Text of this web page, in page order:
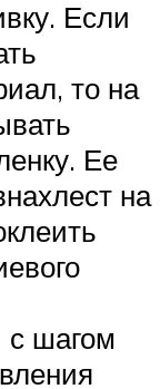
Если
то на
Ее
на
с шагом